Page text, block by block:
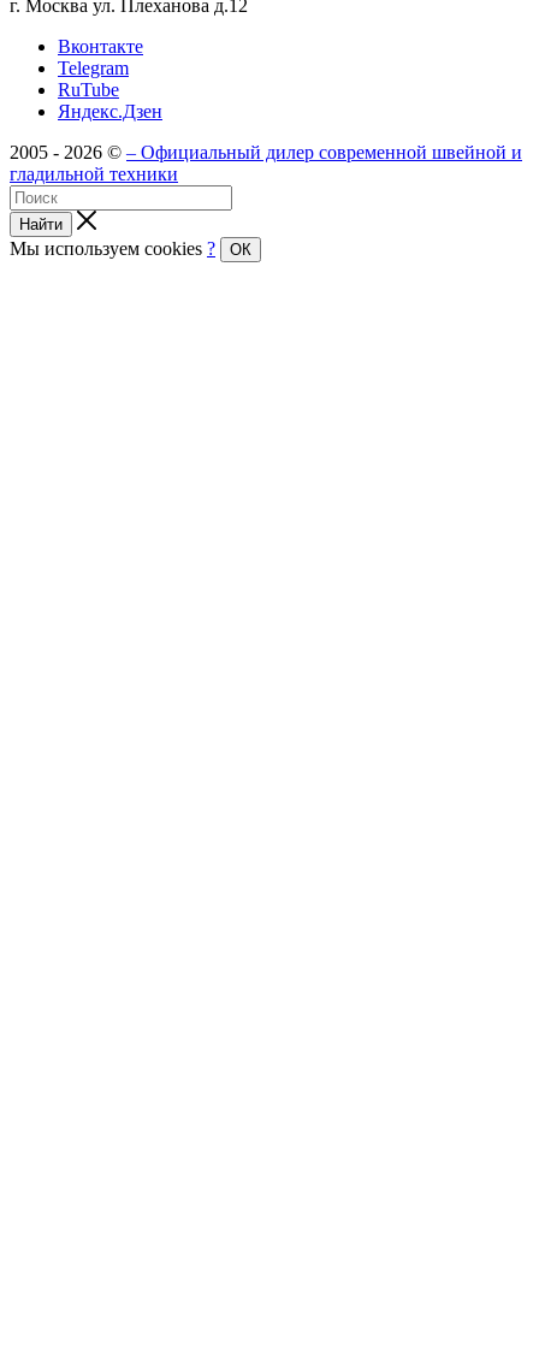
г. Москва ул. Плеханова д.12
Вконтакте
Telegram
RuTube
Яндекс.Дзен
2005 - 2026 © – Официальный дилер современной швейной и
гладильной техники
Найти
Мы используем cookies ? ОК